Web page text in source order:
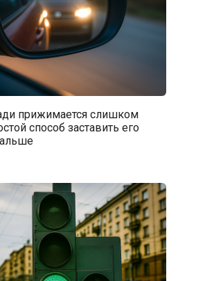
прижимается слишком
способ заставить его